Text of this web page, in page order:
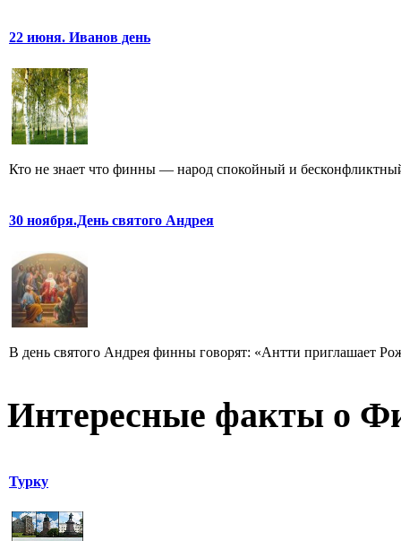
22 июня. Иванов день
Кто не знает что финны — народ спокойный и
30 ноября.День святого Андрея
В день святого Андрея финны говорят: «Антти приглашает
Интересные факты о
Турку